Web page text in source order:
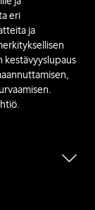
eri
ja
kestävyyslupaus